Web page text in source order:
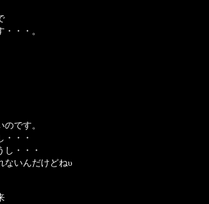
・・。
です。
・・・
し・・・
ないんだけどねυ